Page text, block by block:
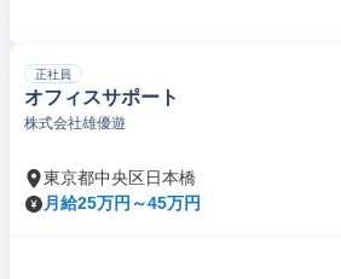
正社員
オフィスサポート
株式会社雄優遊
東京都中央区日本橋
月給25万円～45万円